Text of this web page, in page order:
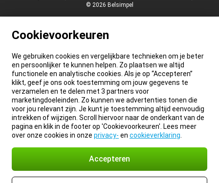
© 2026 Belsimpel
Cookievoorkeuren
We gebruiken cookies en vergelijkbare technieken om je beter
en persoonlijker te kunnen helpen. Zo plaatsen we altijd
functionele en analytische cookies. Als je op “Accepteren”
klikt, geef je ons ook toestemming om jouw gegevens te
verzamelen en te delen met 3 partners voor
marketingdoeleinden. Zo kunnen we advertenties tonen die
voor jou relevant zijn. Je kunt je toestemming altijd eenvoudig
intrekken of wijzigen. Scroll hiervoor naar de onderkant van de
pagina en klik in de footer op 'Cookievoorkeuren'. Lees meer
over onze cookies in onze privacy- en cookieverklaring
Accepteren